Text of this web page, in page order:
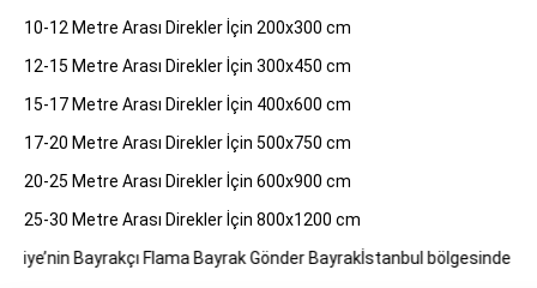
10-12 Metre Arası Direkler İçin 200x300 cm
12-15 Metre Arası Direkler İçin 300x450 cm
15-17 Metre Arası Direkler İçin 400x600 cm
17-20 Metre Arası Direkler İçin 500x750 cm
20-25 Metre Arası Direkler İçin 600x900 cm
25-30 Metre Arası Direkler İçin 800x1200 cm
Bayrakçı